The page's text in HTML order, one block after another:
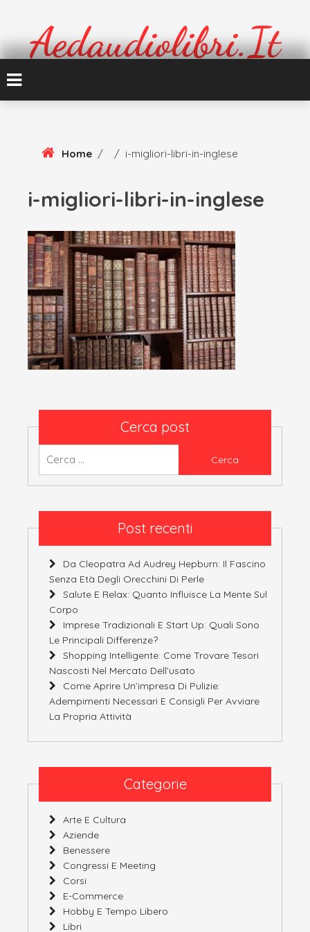
Aedaudiolibri.it
Home / / i-migliori-libri-in-inglese
i-migliori-libri-in-inglese
Cerca post
Post recenti
Da Cleopatra Ad Audrey Hepburn: Il Fascino
Senza Età Degli Orecchini Di Perle
Salute E Relax: Quanto Influisce La Mente Sul
Corpo
Imprese Tradizionali E Start Up: Quali Sono
Le Principali Differenze?
Shopping Intelligente: Come Trovare Tesori
Nascosti Nel Mercato Dell’usato
Come Aprire Un’impresa Di Pulizie:
Adempimenti Necessari E Consigli Per Avviare
La Propria Attività
Categorie
Arte E Cultura
Aziende
Benessere
Congressi E Meeting
Corsi
E-Commerce
Hobby E Tempo Libero
Libri